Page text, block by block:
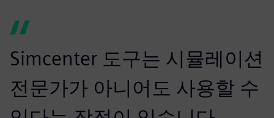
Simcenter 도구는 시뮬레이션
전문가가 아니어도 사용할 수